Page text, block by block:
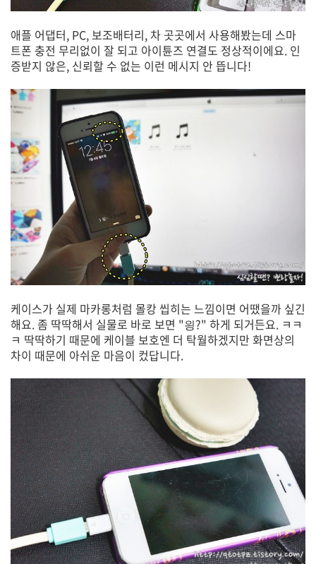
애플 어댑터, PC, 보조배터리, 차 곳곳에서 사용해봤는데 스마
트폰 충전 무리없이 잘 되고 아이튠즈 연결도 정상적이에요. 인
증받지 않은, 신뢰할 수 없는 이런 메시지 안 뜹니다!
케이스가 실제 마카롱처럼 몰캉 씹히는 느낌이면 어땠을까 싶긴
해요. 좀 딱딱해서 실물로 바로 보면 "읭?" 하게 되거든요. ㅋㅋ
ㅋ 딱딱하기 때문에 케이블 보호엔 더 탁월하겠지만 화면상의
차이 때문에 아쉬운 마음이 컸답니다.